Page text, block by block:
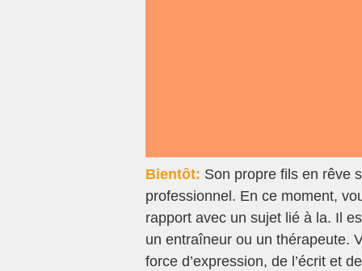
Bientôt: Son propre fils en rêve
professionnel. En ce moment,
rapport avec un sujet lié à la. Il
un entraîneur ou un thérapeute.
force d’expression, de l’écrit et